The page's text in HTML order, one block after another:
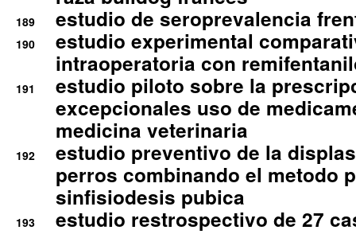
189 estudio de seroprevalencia
190
estudio experimental
intraoperatoria con
191
estudio piloto sobre la
excepcionales uso de
medicina veterinaria
192
estudio preventivo de la
perros combinando el metodo
sinfisiodesis pubica
193
estudio restrospectivo de 27